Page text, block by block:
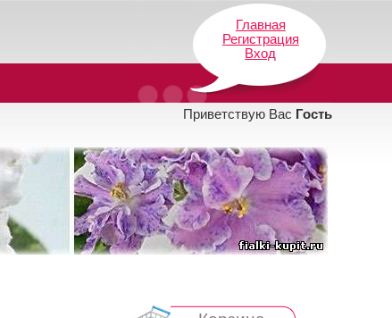
Главная
Регистрация
Вход
Приветствую Вас Гость